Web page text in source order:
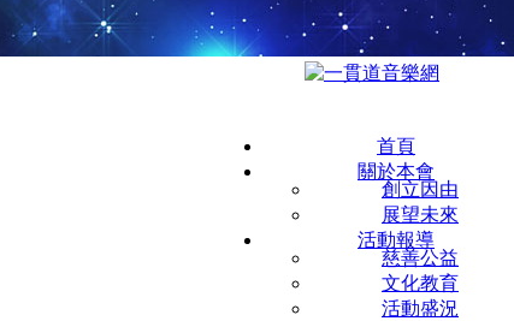
首頁
關於本會
創立因由
展望未來
活動報導
慈善公益
文化教育
活動盛況